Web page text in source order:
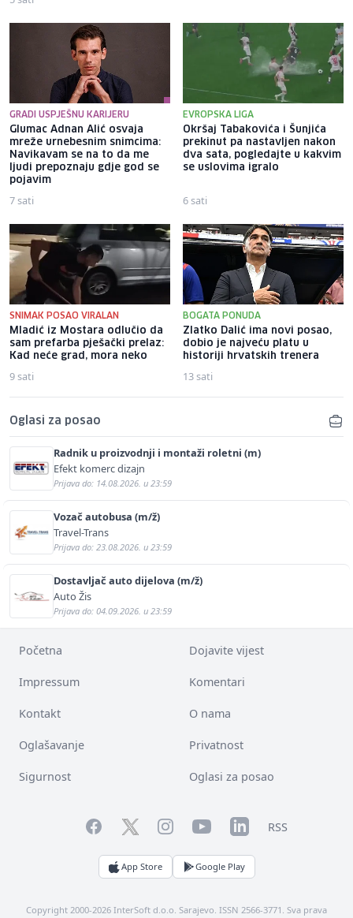
GRADI USPJEŠNU KARIJERU
Glumac Adnan Alić osvaja
mreže urnebesnim snimcima:
Navikavam se na to da me
ljudi prepoznaju gdje god se
pojavim
7 sati
EVROPSKA LIGA
Okršaj Tabakovića i Šunjića
prekinut pa nastavljen nakon
dva sata, pogledajte u kakvim
se uslovima igralo
6 sati
SNIMAK POSAO VIRALAN
Mladić iz Mostara odlučio da
sam prefarba pješački prelaz:
Kad neće grad, mora neko
9 sati
BOGATA PONUDA
Zlatko Dalić ima novi posao,
dobio je najveću platu u
historiji hrvatskih trenera
13 sati
Oglasi za posao
Radnik u proizvodnji i montaži roletni (m)
Efekt komerc dizajn
Prijava do: 14.08.2026. u 23:59
Vozač autobusa (m/ž)
Travel-Trans
Prijava do: 23.08.2026. u 23:59
Dostavljač auto dijelova (m/ž)
Auto Žis
Prijava do: 04.09.2026. u 23:59
Početna Dojavite vijest
Impressum Komentari
Kontakt O nama
Oglašavanje Privatnost
Sigurnost Oglasi za posao
FacebookTwitterInstagramYouTubeLinkedInRSS
App Store Google Play
Copyright 2000-2026 InterSoft d.o.o. Sarajevo. ISSN 2566-3771. Sva prava